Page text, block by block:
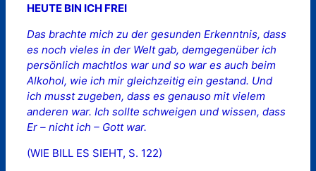
HEUTE BIN ICH FREI
Das brachte mich zu der gesunden Erkenntnis, dass
es noch vieles in der Welt gab, demgegenüber ich
persönlich machtlos war und so war es auch beim
Alkohol, wie ich mir gleichzeitig ein gestand. Und
ich musst zugeben, dass es genauso mit vielem
anderen war. Ich sollte schweigen und wissen, dass
Er – nicht ich – Gott war.
(WIE BILL ES SIEHT, S. 122)